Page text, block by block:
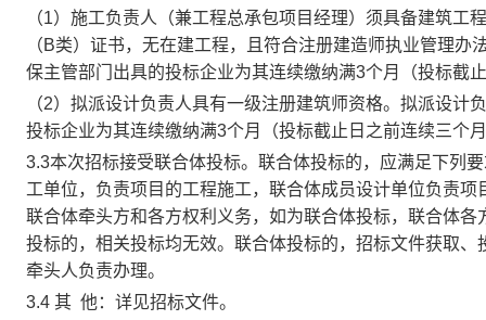
（1）施工负责人（兼工程总承包项目经理）须具备建筑工
（B类）证书，无在建工程，且符合注册建造师执业管理
保主管部门出具的投标企业为其连续缴纳满3个月（投标截
（2）拟派设计负责人具有一级注册建筑师资格。拟派设计
投标企业为其连续缴纳满3个月（投标截止日之前连续三个
3.3本次招标接受联合体投标。联合体投标的，应满足下列
工单位，负责项目的工程施工，联合体成员设计单位负责
联合体牵头方和各方权利义务，如为联合体投标，联合体
投标的，相关投标均无效。联合体投标的，招标文件获取
牵头人负责办理。
3.4 其 他： 详见招标文件。